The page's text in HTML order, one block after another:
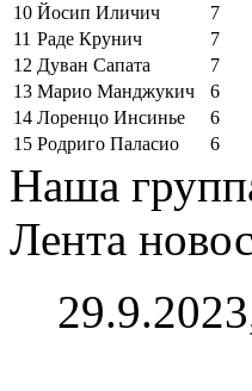
10 Йосип Иличич
7
11 Раде Крунич
7
12 Дуван Сапата
7
13 Марио Манджукич
6
14 Лоренцо Инсинье
6
15 Родриго Паласио 6
Наша
Лента